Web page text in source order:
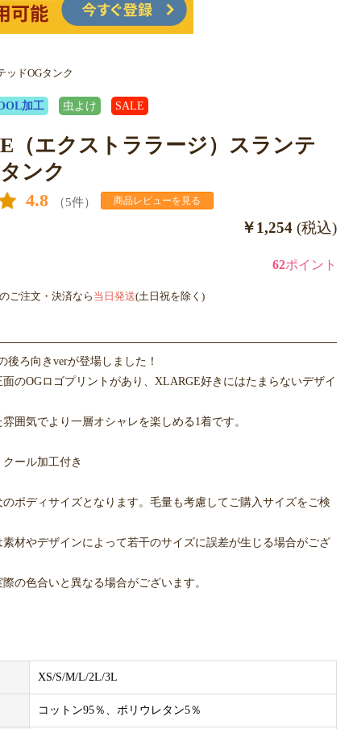
ッドOGタンク
加工 虫よけ SALE
（エクストララージ）スランテ
ンク
4.8 （5件） 商品レビューを見る
￥1,254 (税込)
62ポイント
ご注文・決済なら 当日発送(土日祝を除く)
後ろ向きverが登場しました！
のOGロゴプリントがあり、XLARGE好きにはたまらないデザイ
囲気でより一層オシャレを楽しめる1着です。
ール加工付き
ボディサイズとなります。毛量も考慮してご購入サイズをご検
材やデザインによって若干のサイズに誤差が生じる場合がござ
の色合いと異なる場合がございます。
XS/S/M/L/2L/3L
コットン95％、ポリウレタン5％